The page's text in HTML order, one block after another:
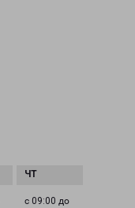
с 09:00 до